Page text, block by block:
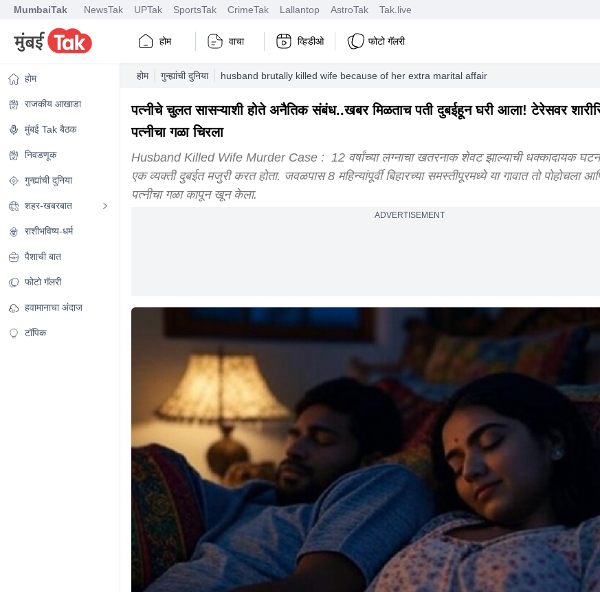
MumbaiTak NewsTak UPTak SportsTak CrimeTak Lallantop AstroTak Tak.live
होम वाचा व्हिडीओ फोटो गॅलरी
होम
राजकीय आखाडा
मुंबई Tak बैठक
निवडणूक
गुन्ह्यांची दुनिया
शहर-खबरबात
राशीभविष्य-धर्म
पैशाची बात
फोटो गॅलरी
हवामानाचा अंदाज
टॉपिक
होम गुन्ह्यांची दुनिया husband brutally killed wife because of her extra marital affair bihar shocking murder
पत्नीचे चुलत सासऱ्याशी होते अनैतिक संबंध..खबर मिळताच पती दुबईहून घरी आला! टेरेसवर
पत्नीचा गळा चिरला
Husband Killed Wife Murder Case : 12 वर्षांच्या लग्नाचा खतरनाक शेवट झाल्याची धक्कादायक
एक व्यक्ती दुबईत मजुरी करत होता. जवळपास 8 महिन्यांपूर्वी बिहारच्या समस्तीपूरमध्ये या गावात तो पोहोचला
पत्नीचा गळा कापून खून केला.
ADVERTISEMENT